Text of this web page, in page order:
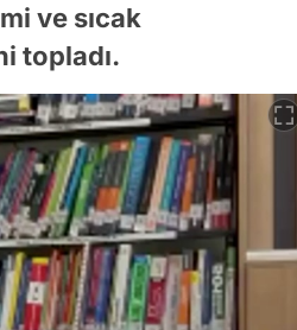
ve sıcak
topladı.